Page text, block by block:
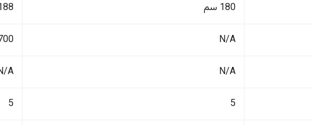
180 سم 188
N/A
N/A
A
5
5